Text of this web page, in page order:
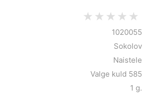
1020055
Sokolov
Naistele
Valge kuld 585
1 g.